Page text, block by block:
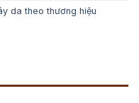
da theo thương hiệu